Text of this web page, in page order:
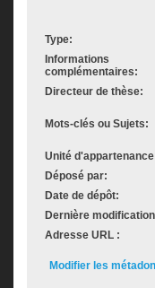
Type:
Informations
complémentaires:
Directeur de thèse:
Mots-clés ou Sujets:
Unité
Déposé par:
Date de dépôt:
Dernière
Adresse URL :
Modifier les